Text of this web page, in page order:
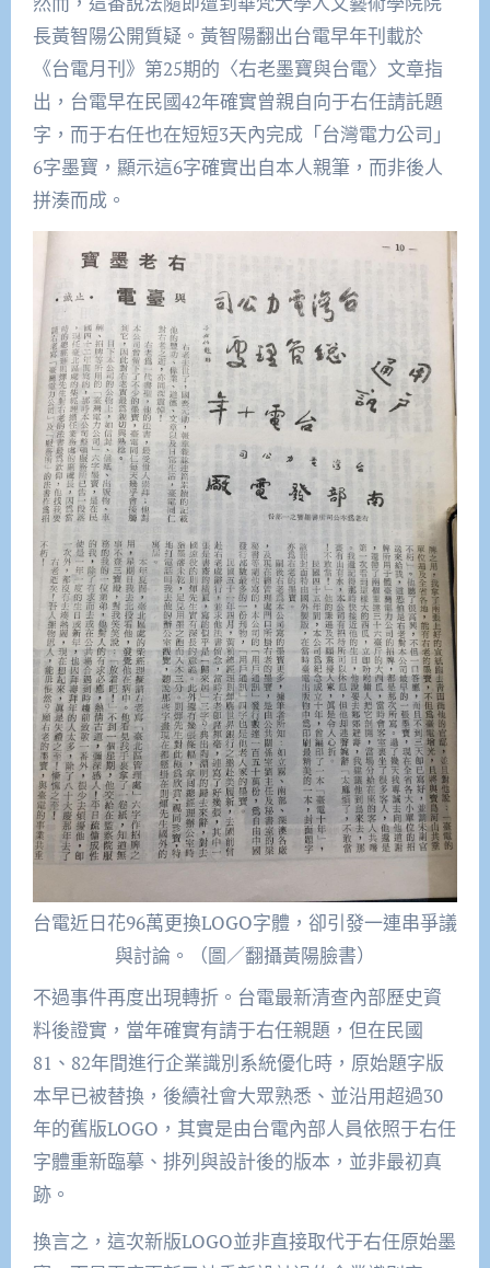
長黃智陽公開質疑。黃智陽翻出台電早年刊載於
《台電月刊》第25期的〈右老墨寶與台電〉文章指
出，台電早在民國42年確實曾親自向于右任請託題
字，而于右任也在短短3天內完成「台灣電力公司」
6字墨寶，顯示這6字確實出自本人親筆，而非後人
拼湊而成。
台電近日花96萬更換LOGO字體，卻引發一連串爭議
與討論。（圖／翻攝黃陽臉書）
不過事件再度出現轉折。台電最新清查內部歷史資
料後證實，當年確實有請于右任親題，但在民國
81、82年間進行企業識別系統優化時，原始題字版
本早已被替換，後續社會大眾熟悉、並沿用超過30
年的舊版LOGO，其實是由台電內部人員依照于右任
字體重新臨摹、排列與設計後的版本，並非最初真
跡。
換言之，這次新版LOGO並非直接取代于右任原始墨